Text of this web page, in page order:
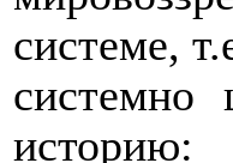
системе,
системно